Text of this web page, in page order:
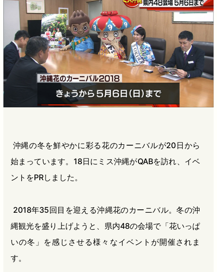
o
o
k
a
d
s
沖縄の冬を鮮やかに彩る花のカーニバルが20日から
始まっています。18日にミス沖縄がQABを訪れ、イベ
ントをPRしました。
2018年35回目を迎える沖縄花のカーニバル。冬の沖
縄観光を盛り上げようと、県内48の会場で「花いっぱ
いの冬」を感じさせる様々なイベントが開催されま
す。